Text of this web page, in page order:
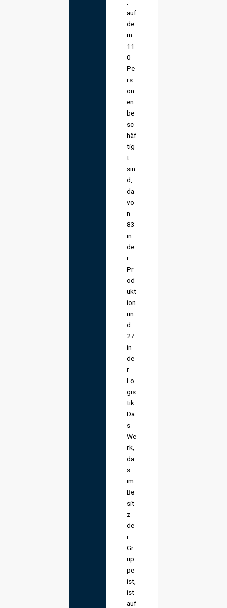
auf
de
m
11
0
Pe
rs
on
en
be
sc
häf
tig
t
sin
d,
da
vo
n
83
in
de
r
Pr
od
ukt
ion
un
d
27
in
de
r
Lo
gis
tik.
Da
s
We
rk,
da
s
im
Be
sit
z
de
r
Gr
up
pe
ist,
ist
auf